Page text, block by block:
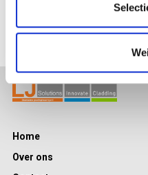
Home
Over ons